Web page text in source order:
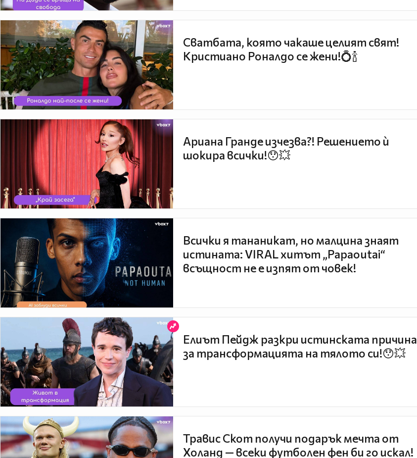
Сватбата, която чакаше целият свят!
Кристиано Роналдо се жени!💍🍾
Ариана Гранде изчезва?! Решението ѝ
шокира всички!😯💥
Всички я тананикат, но малцина знаят
истината: VIRAL хитът „Papaoutai“
всъщност не е изпят от човек!
Елиът Пейдж разкри истинската причина
за трансформацията на тялото си!😯💥
Травис Скот получи подарък мечта от
Холанд — всеки футболен фен би го искал!